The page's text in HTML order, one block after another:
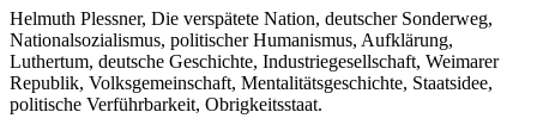
Helmuth Plessner, Die verspätete Nation, deutscher Sonderweg,
Nationalsozialismus, politischer Humanismus, Aufklärung,
Luthertum, deutsche Geschichte, Industriegesellschaft, Weimarer
Republik, Volksgemeinschaft, Mentalitätsgeschichte, Staatsidee,
politische Verführbarkeit, Obrigkeitsstaat.